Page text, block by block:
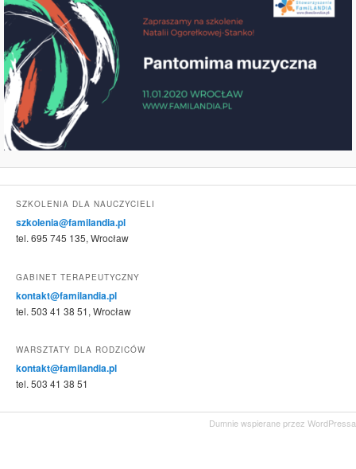
SZKOLENIA DLA NAUCZYCIELI
szkolenia@familandia.pl
tel. 695 745 135, Wrocław
GABINET TERAPEUTYCZNY
kontakt@familandia.pl
tel. 503 41 38 51, Wrocław
WARSZTATY DLA RODZICÓW
kontakt@familandia.pl
tel. 503 41 38 51
Dumnie wspierane przez WordPressa